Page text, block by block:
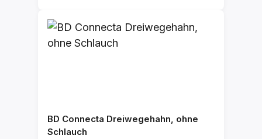
BD Connecta Dreiwegehahn, ohne
Schlauch